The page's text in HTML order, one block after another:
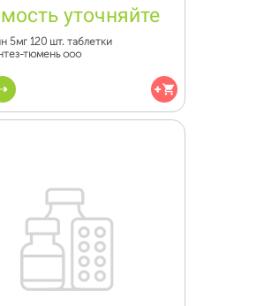
уточняйте
5мг 120 шт. таблетки
тюмень ооо